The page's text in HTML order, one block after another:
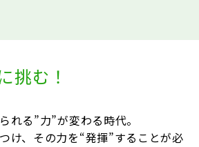
挑む！
れる”力”が変わる時代。
け、その力を“発揮”することが必